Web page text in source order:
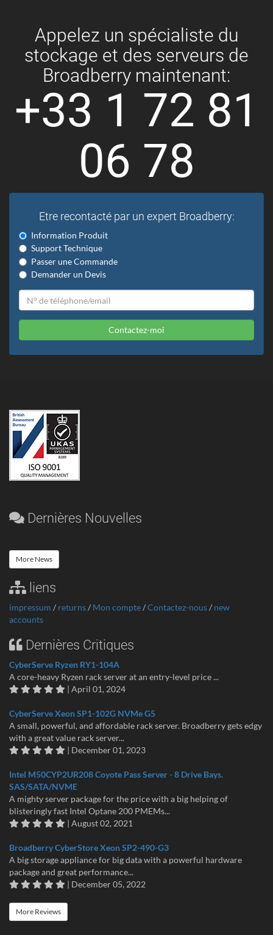
Appelez un spécialiste du
stockage et des serveurs de
Broadberry maintenant:
+33 1 72 81
06 78
Etre recontacté par un expert Broadberry:
Information Produit
Support Technique
Passer une Commande
Demander un Devis
Contactez-moi
Dernières Nouvelles
More News
liens
impressum / returns/ Mon compte/Contactez-nous/ new
accounts
Dernières Critiques
CyberServe Ryzen RY1-104A
A core-heavy Ryzen rack server at an entry-level price ...
| April 01, 2024
CyberServe Xeon SP1-102G NVMe G5
A small, powerful, and affordable rack server. Broadberry gets edgy
with a great value rack server...
| December 01, 2023
Intel M50CYP2UR208 Coyote Pass Server - 8 Drive Bays.
SAS/SATA/NVME
A mighty server package for the price with a big helping of
blisteringly fast Intel Optane 200 PMEMs...
| August 02, 2021
Broadberry CyberStore Xeon SP2-490-G3
A big storage appliance for big data with a powerful hardware
package and great performance...
| December 05, 2022
More Reviews